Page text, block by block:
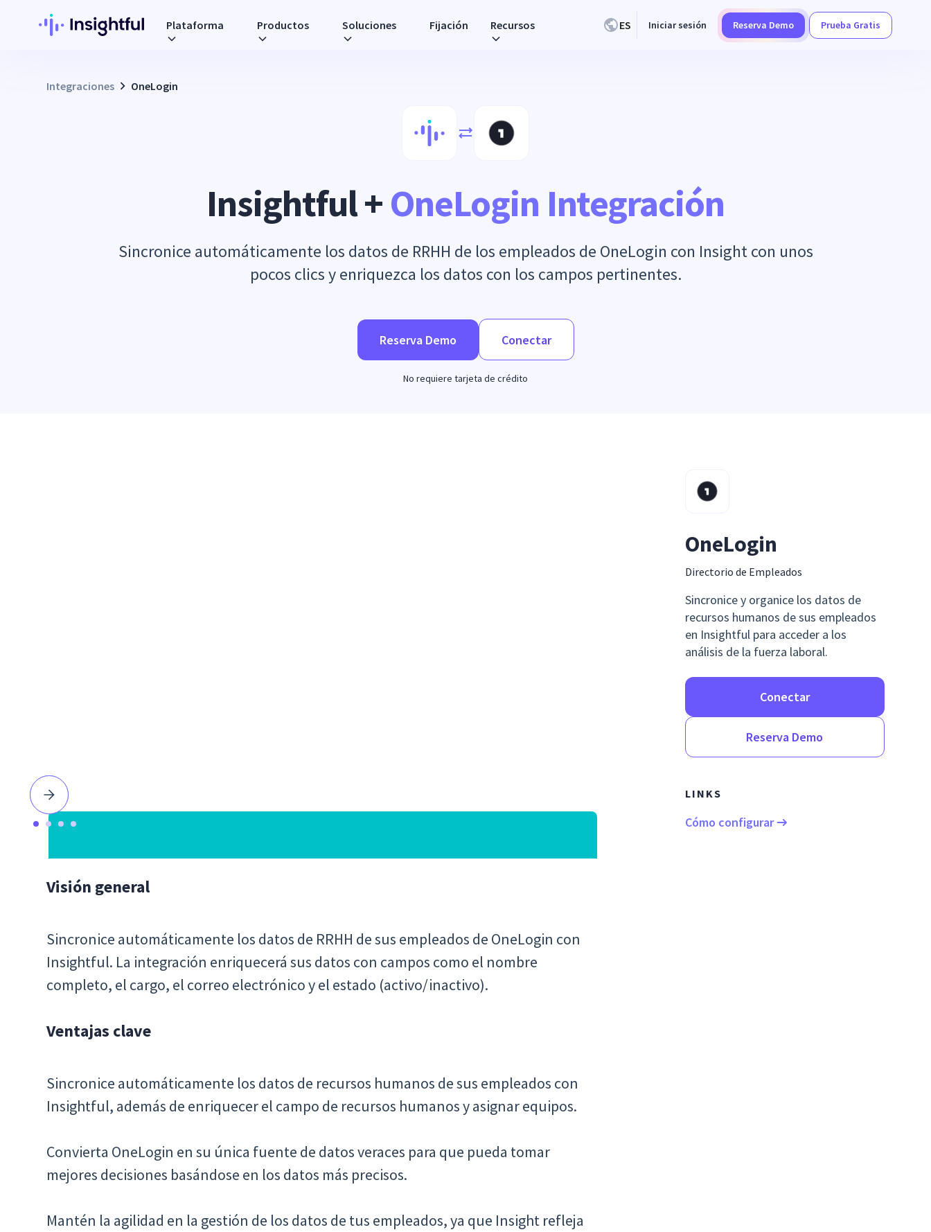
Plataforma Productos Soluciones Fijación Recursos ES Iniciar sesión Reserva Demo Prueba Gratis
Integraciones OneLogin
Insightful +OneLogin Integración
Sincronice automáticamente los datos de RRHH de los empleados de OneLogin con Insight con unos
pocos clics y enriquezca los datos con los campos pertinentes.
Reserva Demo Conectar
No requiere tarjeta de crédito
Visión general
Sincronice automáticamente los datos de RRHH de sus empleados de OneLogin con
Insightful. La integración enriquecerá sus datos con campos como el nombre
completo, el cargo, el correo electrónico y el estado (activo/inactivo).
Ventajas clave
Sincronice automáticamente los datos de recursos humanos de sus empleados con
Insightful, además de enriquecer el campo de recursos humanos y asignar equipos.
Convierta OneLogin en su única fuente de datos veraces para que pueda tomar
mejores decisiones basándose en los datos más precisos.
Mantén la agilidad en la gestión de los datos de tus empleados, ya que Insight refleja
OneLogin
Directorio de Empleados
Sincronice y organice los datos de
recursos humanos de sus empleados
en Insightful para acceder a los
análisis de la fuerza laboral.
Conectar
Reserva Demo
LINKS
Cómo configurar